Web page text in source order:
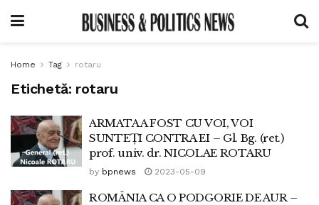
Home Tag rotaru
Etichetă: rotaru
ARMATA A FOST CU VOI, VOI
SUNTEŢI CONTRA EI – Gl. Bg. (ret.)
prof. univ. dr. NICOLAE ROTARU
by bpnews 2023-05-09
ROMÂNIA CA O PODGORIE DE AUR –